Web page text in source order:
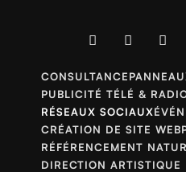
CONSULTANCE
PUBLICITÉ TÉLÉ &
RÉSEAUX SOCIAUX
CRÉATION DE SITE WEB
RÉFÉRENCEMENT
DIRECTION ARTISTIQUE